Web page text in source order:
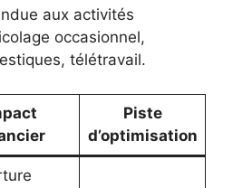
aux activités
occasionnel,
télétravail.
Piste
d’optimisation